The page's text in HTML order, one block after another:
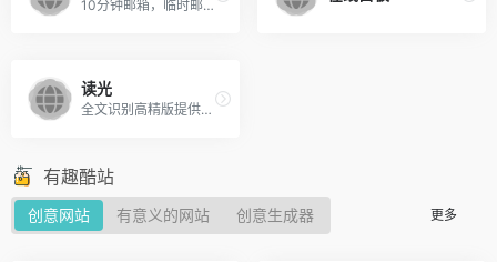
10分钟邮箱，临时邮箱，临时邮，临时电子邮箱，24小时邮箱，一次性邮箱，匿名邮箱，安全邮箱
读光
全文识别高精版提供了业内领先的人工智能OCR技术，集表格识别、旋转识别、生僻字识别等多功能为一体，提供高性价比的多场景文字识别体验。
有趣酷站
创意网站 有意义的网站 创意生成器 更多